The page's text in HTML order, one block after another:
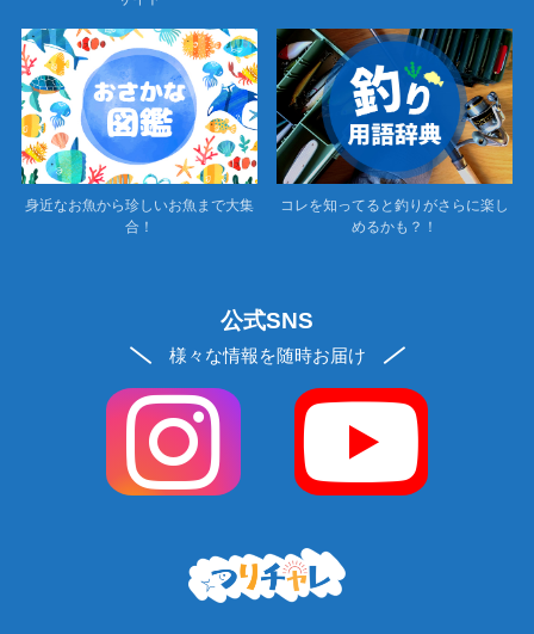
身近なお魚から珍しいお魚まで大集
合！
コレを知ってると釣りがさらに楽し
めるかも？！
公式SNS
様々な情報を随時お届け